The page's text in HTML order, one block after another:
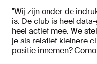
"Wij zijn onder de
is. De club is heel
heel actief mee. We
je als relatief kleinere
positie innemen?